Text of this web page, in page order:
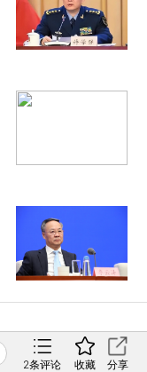
2条评论 收藏 分享